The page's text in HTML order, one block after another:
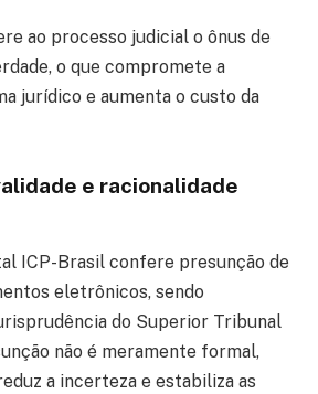
ao processo judicial o ônus de
o que compromete a
jurídico e aumenta o custo da
e racionalidade
ICP-Brasil confere presunção de
eletrônicos, sendo
do Superior Tribunal
não é meramente formal,
a incerteza e estabiliza as